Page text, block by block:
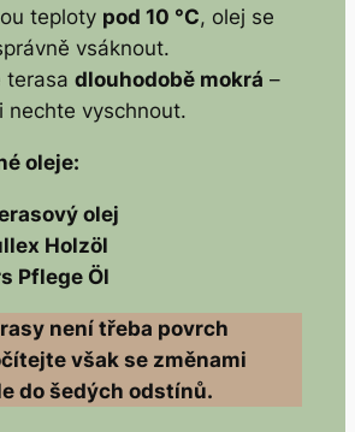
teploty pod 10 °C, olej se
vsáknout.
terasa dlouhodobě mokrá –
nechte vyschnout.
oleje:
olej
Holzöl
Pflege Öl
není třeba povrch
však se změnami
do šedých odstínů.